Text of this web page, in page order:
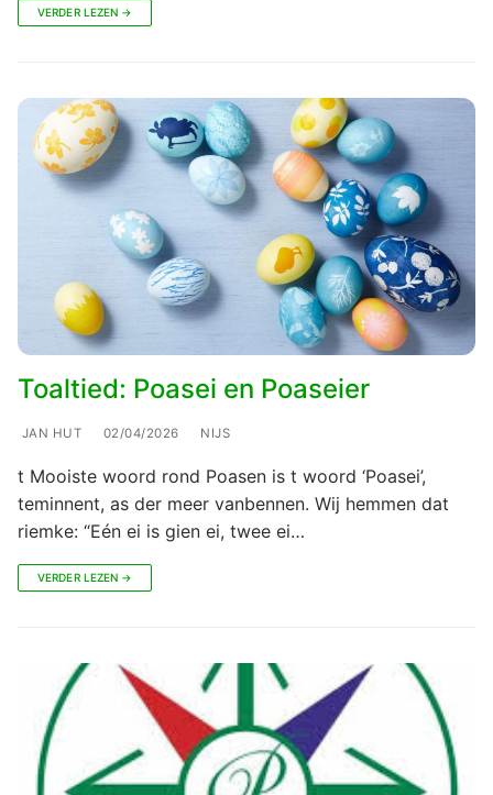
VERDER LEZEN →
Toaltied: Poasei en Poaseier
JAN HUT 02/04/2026 NIJS
t Mooiste woord rond Poasen is t woord ‘Poasei’,
teminnent, as der meer vanbennen. Wij hemmen dat
riemke: “Eén ei is gien ei, twee ei…
VERDER LEZEN →